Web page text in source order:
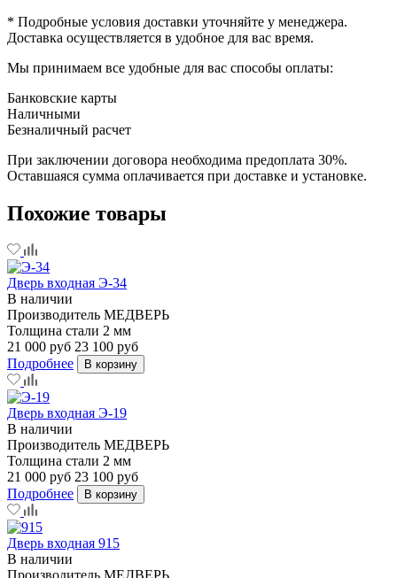
* Подробные условия доставки уточняйте у менеджера.
Доставка осуществляется в удобное для вас время.
Мы принимаем все удобные для вас способы оплаты:
Банковские карты
Наличными
Безналичный расчет
При заключении договора необходима предоплата 30%.
Оставшаяся сумма оплачивается при доставке и установке.
Похожие товары
Дверь входная Э-34
В наличии
Производитель МЕДВЕРЬ
Толщина стали 2 мм
21 000 руб 23 100 руб
Подробнее
В корзину
Дверь входная Э-19
В наличии
Производитель МЕДВЕРЬ
Толщина стали 2 мм
21 000 руб 23 100 руб
Подробнее
В корзину
Дверь входная 915
В наличии
Производитель МЕДВЕРЬ